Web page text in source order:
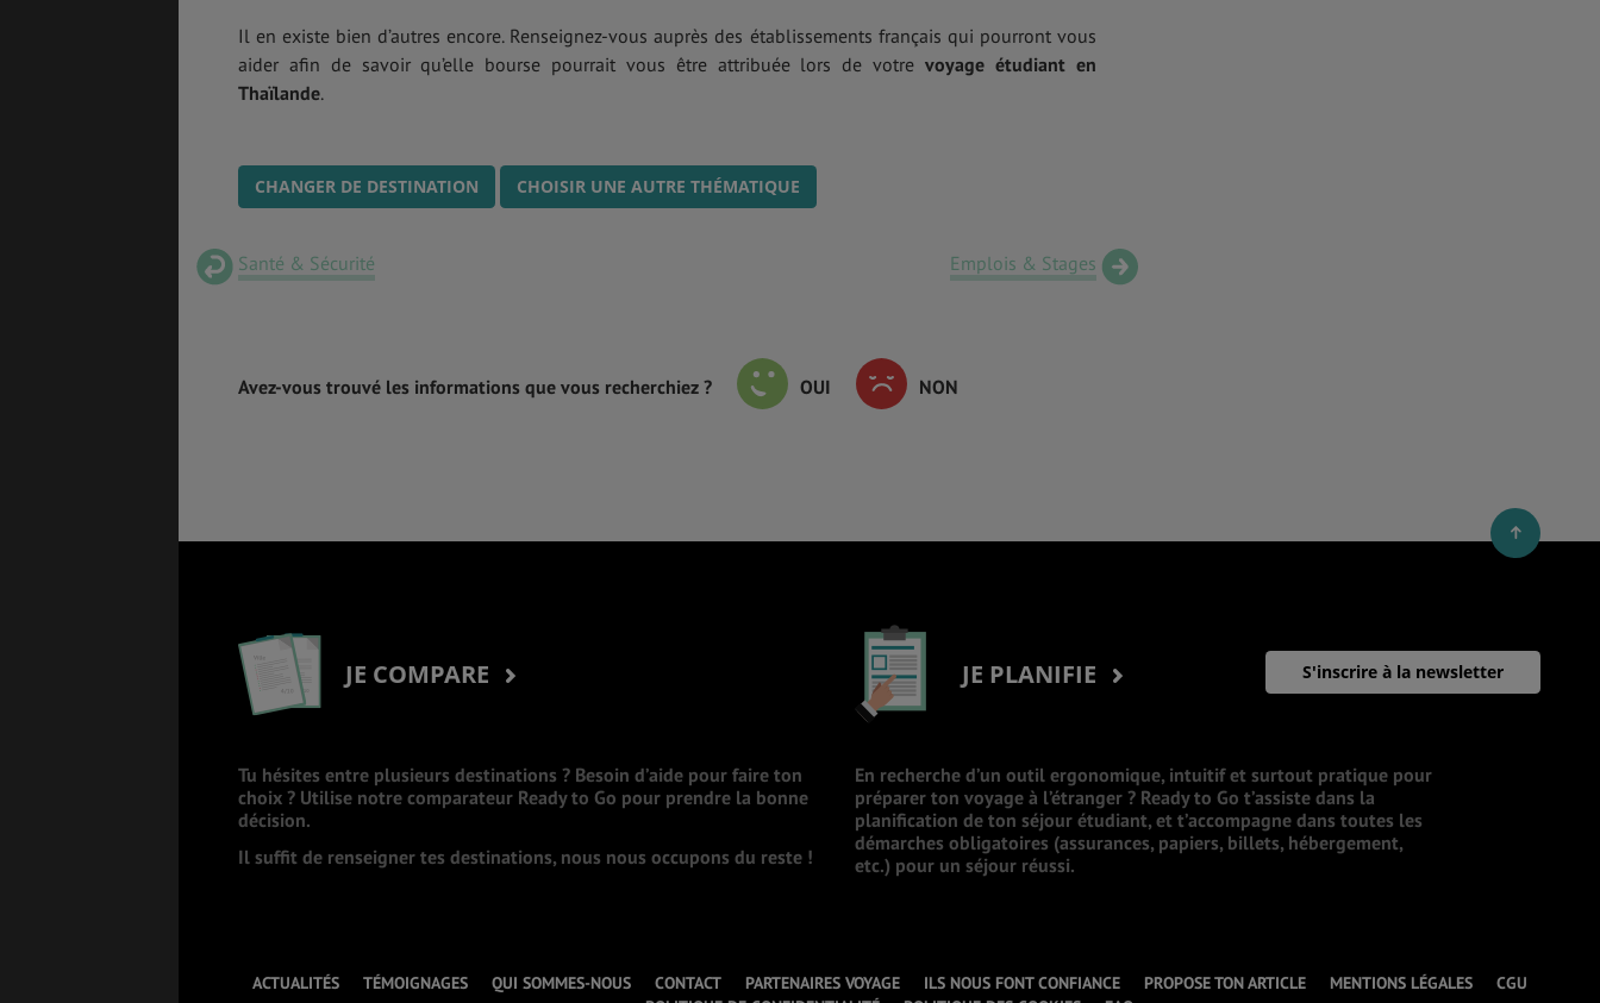
Il en existe bien d’autres encore. Renseignez-vous auprès des établissements français qui pourront vous
aider afin de savoir qu’elle bourse pourrait vous être attribuée lors de votrevoyage étudiant en
Thaïlande.
CHANGER DE DESTINATION CHOISIR UNE AUTRE THÉMATIQUE
Santé & Sécurité Emplois & Stages
Avez-vous trouvé les informations que vous recherchiez ? OUI NON
S'inscrire à la newsletter
JE COMPARE
Tu hésites entre plusieurs destinations ? Besoin d’aide pour faire ton
choix ? Utilise notre comparateur Ready to Go pour prendre la bonne
décision.
Il suffit de renseigner tes destinations, nous nous occupons du reste !
JE PLANIFIE
En recherche d’un outil ergonomique, intuitif et surtout pratique pour
préparer ton voyage à l’étranger ? Ready to Go t’assiste dans la
planification de ton séjour étudiant, et t’accompagne dans toutes les
démarches obligatoires (assurances, papiers, billets, hébergement,
etc.) pour un séjour réussi.
ACTUALITÉS TÉMOIGNAGES QUI SOMMES-NOUS CONTACT PARTENAIRES VOYAGE ILS NOUS FONT CONFIANCE PROPOSE TON ARTICLE MENTIONS LÉGALES
CGU